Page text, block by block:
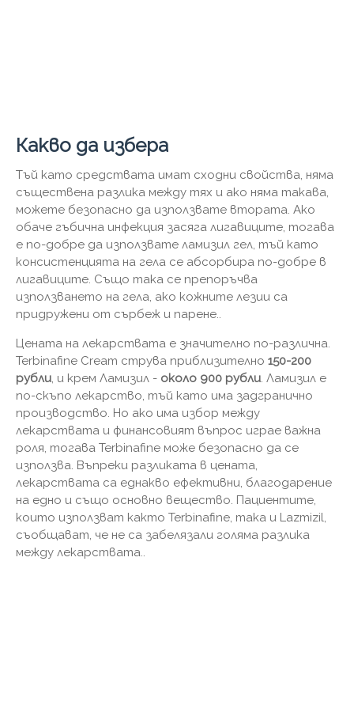
Какво да избера
Тъй като средствата имат сходни свойства, няма
съществена разлика между тях и ако няма такава,
можете безопасно да използвате втората. Ако
обаче гъбична инфекция засяга лигавиците, тогава
е по-добре да използвате ламизил гел, тъй като
консистенцията на гела се абсорбира по-добре в
лигавиците. Също така се препоръчва
използването на гела, ако кожните лезии са
придружени от сърбеж и парене..
Цената на лекарствата е значително по-различна.
Terbinafine Cream струва приблизително 150-200
рубли, и крем Ламизил - около 900 рубли. Ламизил е
по-скъпо лекарство, тъй като има задгранично
производство. Но ако има избор между
лекарствата и финансовият въпрос играе важна
роля, тогава Terbinafine може безопасно да се
използва. Въпреки разликата в цената,
лекарствата са еднакво ефективни, благодарение
на едно и също основно вещество. Пациентите,
които използват както Terbinafine, така и Lazmizil,
съобщават, че не са забелязали голяма разлика
между лекарствата..